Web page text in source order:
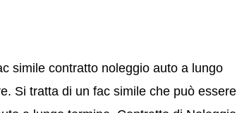
simile contratto noleggio auto a lungo
Si tratta di un fac simile che può essere